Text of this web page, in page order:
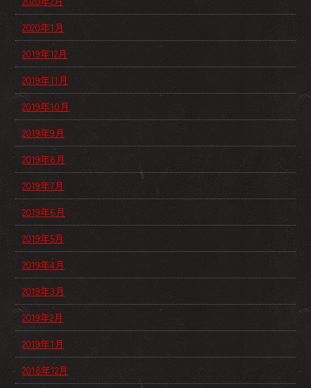
2020年1月
2019年12月
2019年11月
2019年10月
2019年9月
2019年8月
2019年7月
2019年6月
2019年5月
2019年4月
2019年3月
2019年2月
2019年1月
2018年12月